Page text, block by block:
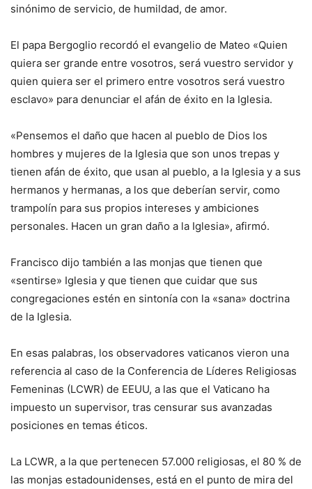
sinónimo de servicio, de humildad, de amor.
El papa Bergoglio recordó el evangelio de Mateo «Quien
quiera ser grande entre vosotros, será vuestro servidor y
quien quiera ser el primero entre vosotros será vuestro
esclavo» para denunciar el afán de éxito en la Iglesia.
«Pensemos el daño que hacen al pueblo de Dios los
hombres y mujeres de la Iglesia que son unos trepas y
tienen afán de éxito, que usan al pueblo, a la Iglesia y a sus
hermanos y hermanas, a los que deberían servir, como
trampolín para sus propios intereses y ambiciones
personales. Hacen un gran daño a la Iglesia», afirmó.
Francisco dijo también a las monjas que tienen que
«sentirse» Iglesia y que tienen que cuidar que sus
congregaciones estén en sintonía con la «sana» doctrina
de la Iglesia.
En esas palabras, los observadores vaticanos vieron una
referencia al caso de la Conferencia de Líderes Religiosas
Femeninas (LCWR) de EEUU, a las que el Vaticano ha
impuesto un supervisor, tras censurar sus avanzadas
posiciones en temas éticos.
La LCWR, a la que pertenecen 57.000 religiosas, el 80 % de
las monjas estadounidenses, está en el punto de mira del